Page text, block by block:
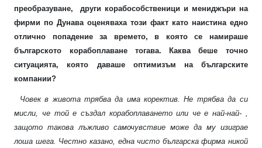
преобразуване,
други корабособственици и мениджъри на
фирми по Дунава оценяваха този факт като наистина едно
отлично попадение за времето, в която се намираше
българското корабоплаване тогава. Каква беше точно
ситуацията, която даваше оптимизъм на българските
компании?
Човек в живота трябва да има коректив. Не трябва да си
мисли, че той е създал корабоплаването или че е най-най- ,
защото такова лъжливо самочувствие може да му изиграе
лоша шега. Честно казано, една чисто българска фирма никой